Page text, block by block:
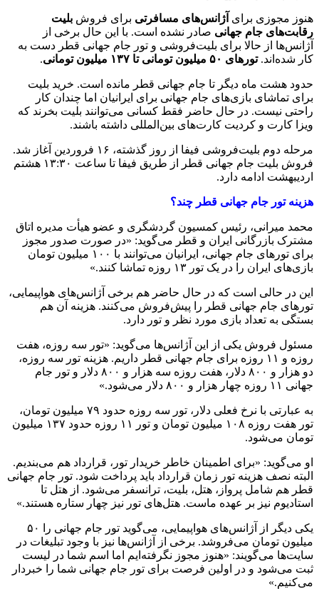
هنوز مجوزی برای آژانس‌های مسافرتی برای فروش بلیت
رقابت‌های جام جهانی صادر نشده است. با این حال برخی از
آژانس‌ها از حالا برای بلیت‌فروشی و تور جام جهانی قطر دست به
کار شده‌اند.تورهای ۵۰ میلیون تومانی تا ۱۳۷ میلیون تومانی .
حدود هشت ماه دیگر تا جام جهانی قطر مانده است. خرید بلیت
برای تماشای بازی‌های جام جهانی برای ایرانیان اما چندان کار
راحتی نیست. در حال حاضر فقط کسانی می‌توانند بلیت بخرند که
ویزا کارت و کردیت کارت‌های بین‌المللی داشته باشند.
مرحله دوم بلیت‌فروشی فیفا از روز گذشته، ۱۶ فروردین آغاز شد.
فروش بلیت جام جهانی قطر از طریق فیفا تا ساعت ۱۳:۳۰ هشتم
اردیبهشت ادامه دارد.
هزینه تور جام جهانی قطر چند؟
محمد میرانی، رئیس کمسیون گردشگری و عضو هیأت مدیره اتاق
مشترک بازرگانی ایران و قطر می‌گوید: «در صورت صدور مجوز
برای تورهای جام جهانی، ایرانیان می‌توانند با ۱۰۰ میلیون تومان
بازی‌های ایران را در یک تور ۱۳ روزه تماشا کنند.»
این در حالی است که در حال حاضر هم برخی آژانس‌های هواپیمایی،
تورهای جام جهانی قطر را پیش‌فروش می‌کنند. هزینه آن هم
بستگی به تعداد بازی مورد نظر و تور دارد.
مسئول فروش یکی از این آژانس‌ها می‌گوید: «تور سه روزه، هفت
روزه و ۱۱ روزه برای جام جهانی قطر داریم. هزینه تور سه روزه،
دو هزار و ۸۰۰ دلار، هفت روزه سه هزار و ۸۰۰ دلار و تور جام
جهانی ۱۱ روزه چهار هزار و ۸۰۰ دلار می‌شود.»
به عبارتی با نرخ فعلی دلار، تور سه روزه حدود ۷۹ میلیون تومان،
تور هفت روزه ۱۰۸ میلیون تومان و تور ۱۱ روزه حدود ۱۳۷ میلیون
تومان می‌شود.
او می‌گوید: «برای اطمینان خاطر خریدار تور، قرارداد هم می‌بندیم.
البته نصف هزینه تور زمان قرارداد باید پرداخت شود. تور جام جهانی
قطر هم شامل پرواز، هتل، بلیت، ترانسفر می‌شود. از هتل تا
استادیوم نیز بر عهده ماست. هتل‌های تور نیز چهار ستاره هستند.»
یکی دیگر از آژانس‌های هواپیمایی، می‌گوید تور جام جهانی را ۵۰
میلیون تومان می‌فروشد. برخی از آژانس‌ها نیز با وجود تبلیغات در
سایت‌ها می‌گویند: «هنوز مجوز نگرفته‌ایم اما اسم شما در لیست
ثبت می‌شود و در اولین فرصت برای تور جام جهانی شما را خبردار
می‌کنیم.»